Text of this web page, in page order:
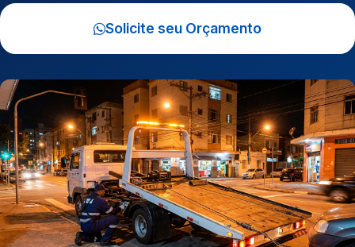
Solicite seu Orçamento